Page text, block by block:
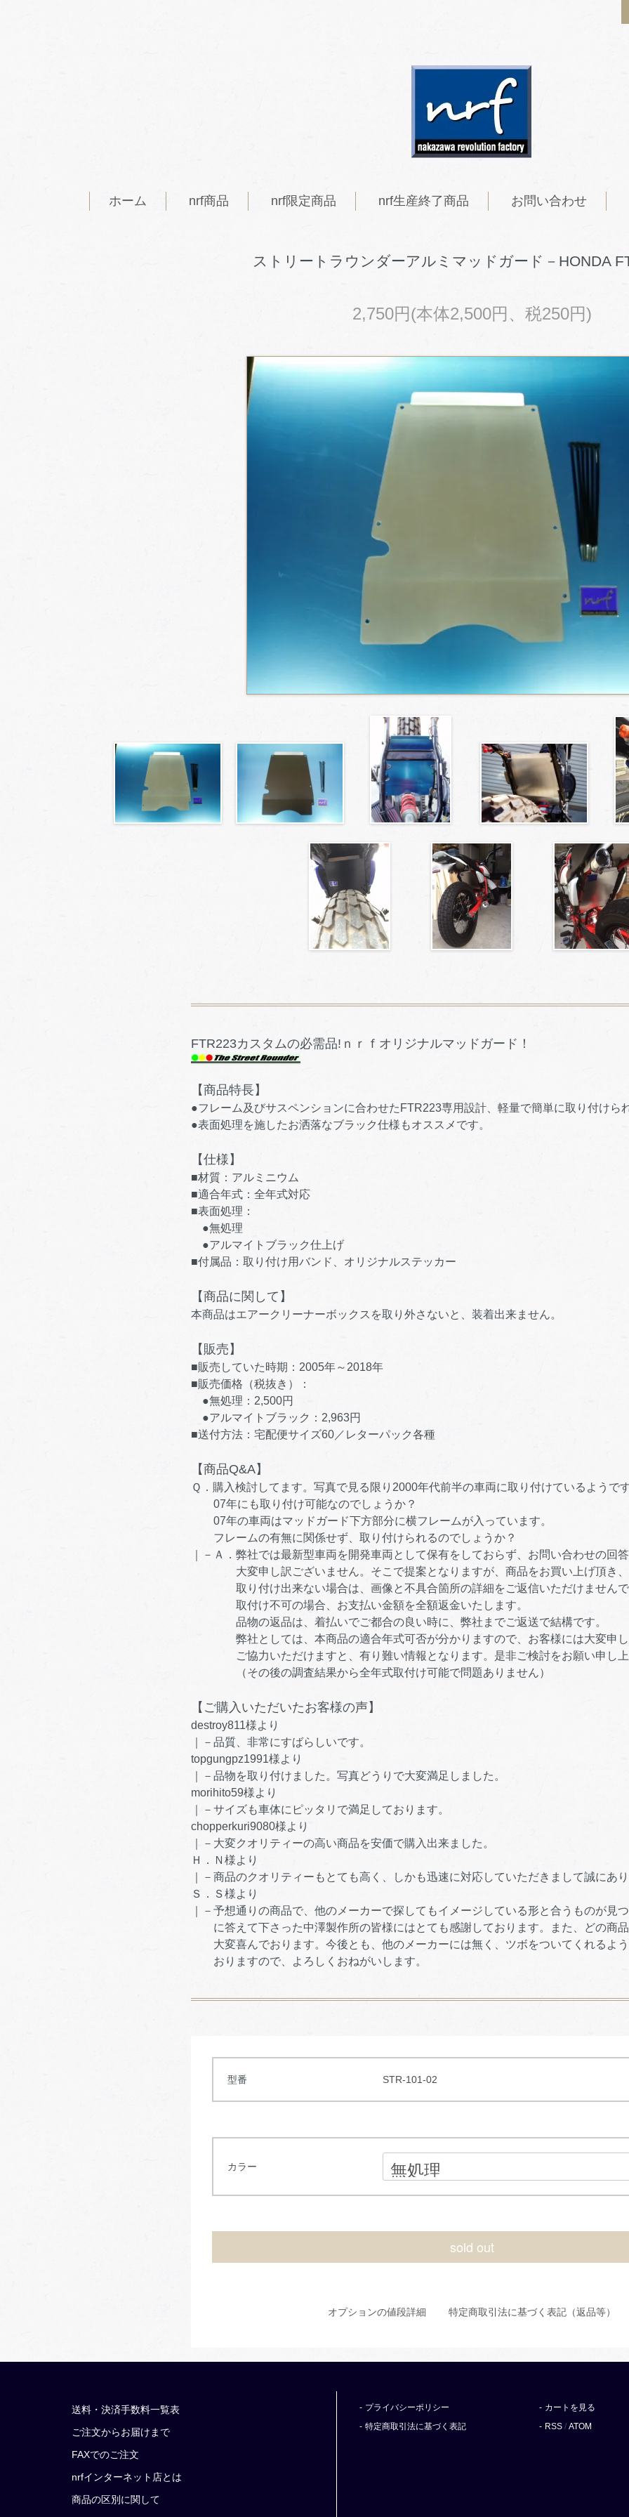
ホーム nrf商品 nrf限定商品 nrf生産終了商品 お問い合わせ
ストリートラウンダーアルミマッドガード－HONDA
2,750円(本体2,500円、税250円)
FTR223カスタムの必需品!ｎｒｆオリジナルマッドガード！
【商品特長】
●フレーム及びサスペンションに合わせたFTR223専用設計、軽量で簡単に取り付けら
●表面処理を施したお洒落なブラック仕様もオススメです。
【仕様】
■材質：アルミニウム
■適合年式：全年式対応
■表面処理：
●無処理
●アルマイトブラック仕上げ
■付属品：取り付け用バンド、オリジナルステッカー
【商品に関して】
本商品はエアークリーナーボックスを取り外さないと、装着出来ません。
【販売】
■販売していた時期：2005年～2018年
■販売価格（税抜き）：
●無処理：2,500円
●アルマイトブラック：2,963円
■送付方法：宅配便サイズ60／レターパック各種
【商品Q&A】
Ｑ．購入検討してます。写真で見る限り2000年代前半の車両に取り付けているようで
07年にも取り付け可能なのでしょうか？
07年の車両はマッドガード下方部分に横フレームが入っています。
フレームの有無に関係せず、取り付けられるのでしょうか？
｜－Ａ．弊社では最新型車両を開発車両として保有をしておらず、お問い合わせの回
大変申し訳ございません。そこで提案となりますが、商品をお買い上げ頂き、
取り付け出来ない場合は、画像と不具合箇所の詳細をご返信いただけませんで
取付け不可の場合、お支払い金額を全額返金いたします。
品物の返品は、着払いでご都合の良い時に、弊社までご返送で結構です。
弊社としては、本商品の適合年式可否が分かりますので、お客様には大変申し
ご協力いただけますと、有り難い情報となります。是非ご検討をお願い申し上
（その後の調査結果から全年式取付け可能で問題ありません）
【ご購入いただいたお客様の声】
destroy811様より
｜－品質、非常にすばらしいです。
topgungpz1991様より
｜－品物を取り付けました。写真どうりで大変満足しました。
morihito59様より
｜－サイズも車体にピッタリで満足しております。
chopperkuri9080様より
｜－大変クオリティーの高い商品を安価で購入出来ました。
Ｈ．Ｎ様より
｜－商品のクオリティーもとても高く、しかも迅速に対応していただきまして誠にあ
Ｓ．Ｓ様より
｜－予想通りの商品で、他のメーカーで探してもイメージしている形と合うものが見
に答えて下さった中澤製作所の皆様にはとても感謝しております。また、どの商
大変喜んでおります。今後とも、他のメーカーには無く、ツボをついてくれるよ
おりますので、よろしくおねがいします。
型番 STR-101-02
カラー
sold out
オプションの値段詳細 特定商取引法に基づく表記（返品等）
送料・決済手数料一覧表
ご注文からお届けまで
FAXでのご注文
nrfインターネット店とは
商品の区別に関して
プライバシーポリシー
特定商取引法に基づく表記
カートを見る
RSS/ ATOM